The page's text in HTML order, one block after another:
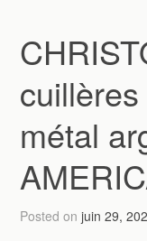
métal
Posted onjuin 29,